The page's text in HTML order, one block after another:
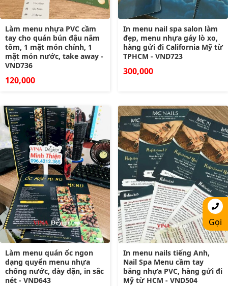
Làm menu nhựa PVC cầm
tay cho quán bún đậu nắm
tôm, 1 mặt món chính, 1
mặt món nước, take away -
VND736
120,000
In menu nail spa salon làm
đẹp, menu nhựa gáy lò xo,
hàng gửi đi California Mỹ từ
TPHCM - VND723
300,000
Làm menu quán ốc ngon
dạng quyển menu nhựa
chống nước, dày dặn, in sắc
nét - VND643
In menu nails tiếng Anh,
Nail Spa Menu cầm tay
bằng nhựa PVC, hàng gửi đi
Mỹ từ HCM - VND504
Gọi